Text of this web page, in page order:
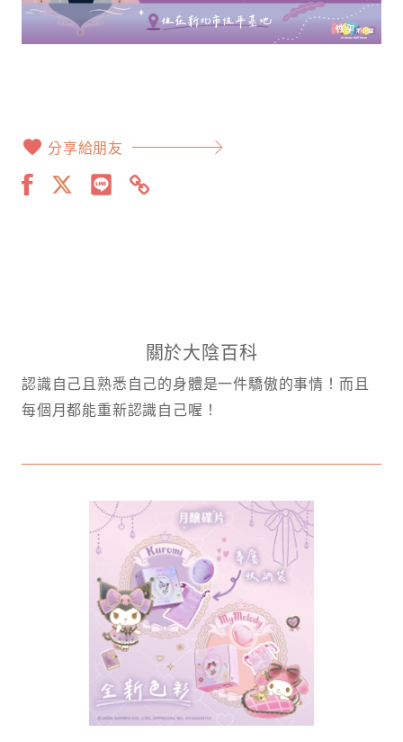
分享給朋友
關於大陰百科
認識自己且熟悉自己的身體是一件驕傲的事情！而且
每個月都能重新認識自己喔！